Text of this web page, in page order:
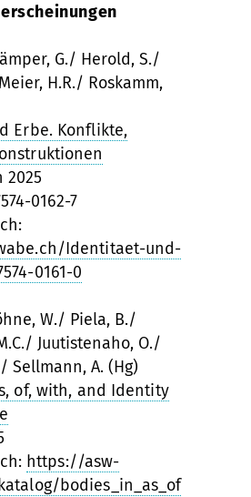
G./ Herold, S./
H.R./ Roskamm,
Erbe. Konflikte,
2025
0162-7
Identitaet-und-
0161-0
W./ Piela, B./
Juutistenaho, O./
Sellmann, A. (Hg)
of, with, and Identity
https://asw-
bodies_in_as_of